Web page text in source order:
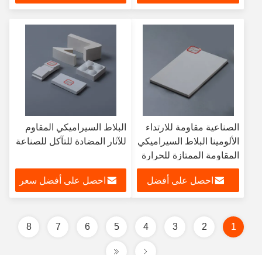
الصناعية مقاومة للارتداء
الألومينا البلاط السيراميكي
المقاومة الممتازة للحرارة
احصل على أفضل
البلاط السيراميكي المقاوم
للآثار المضادة للتآكل للصناعة
احصل على أفضل سعر
1
2
3
4
5
6
7
8